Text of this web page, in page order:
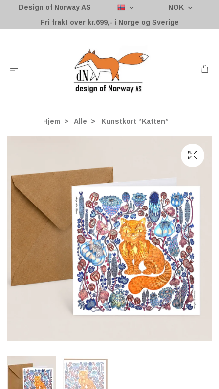
Design of Norway AS
NOK
Fri frakt over kr.699,- i Norge og Sverige
Hjem Alle Kunstkort “Katten”